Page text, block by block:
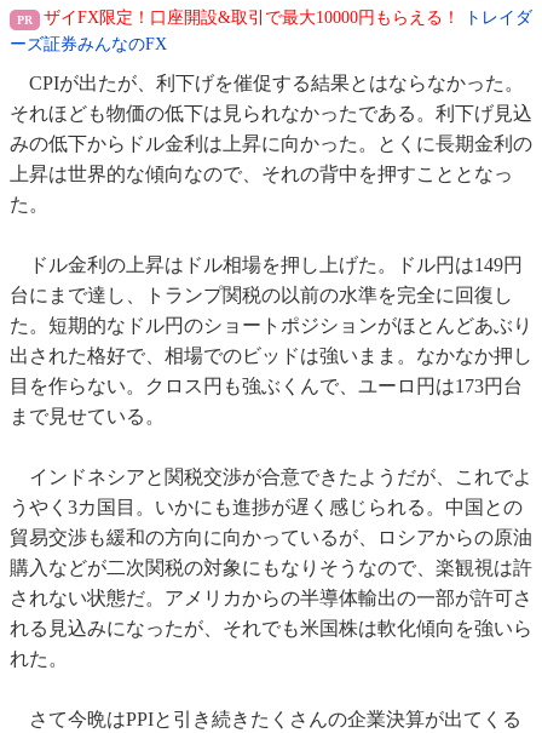
ザイFX限定！口座開設&取引で最大10000円もらえる！
トレイダ
ーズ証券みんなのFX
CPIが出たが、利下げを催促する結果とはならなかった。
それほども物価の低下は見られなかったである。利下げ見込
みの低下からドル金利は上昇に向かった。とくに長期金利の
上昇は世界的な傾向なので、それの背中を押すこととなっ
た。
ドル金利の上昇はドル相場を押し上げた。ドル円は149円
台にまで達し、トランプ関税の以前の水準を完全に回復し
た。短期的なドル円のショートポジションがほとんどあぶり
出された格好で、相場でのビッドは強いまま。なかなか押し
目を作らない。クロス円も強ぶくんで、ユーロ円は173円台
まで見せている。
インドネシアと関税交渉が合意できたようだが、これでよ
うやく3カ国目。いかにも進捗が遅く感じられる。中国との
貿易交渉も緩和の方向に向かっているが、ロシアからの原油
購入などが二次関税の対象にもなりそうなので、楽観視は許
されない状態だ。アメリカからの半導体輸出の一部が許可さ
れる見込みになったが、それでも米国株は軟化傾向を強いら
れた。
さて今晩はPPIと引き続きたくさんの企業決算が出てくる